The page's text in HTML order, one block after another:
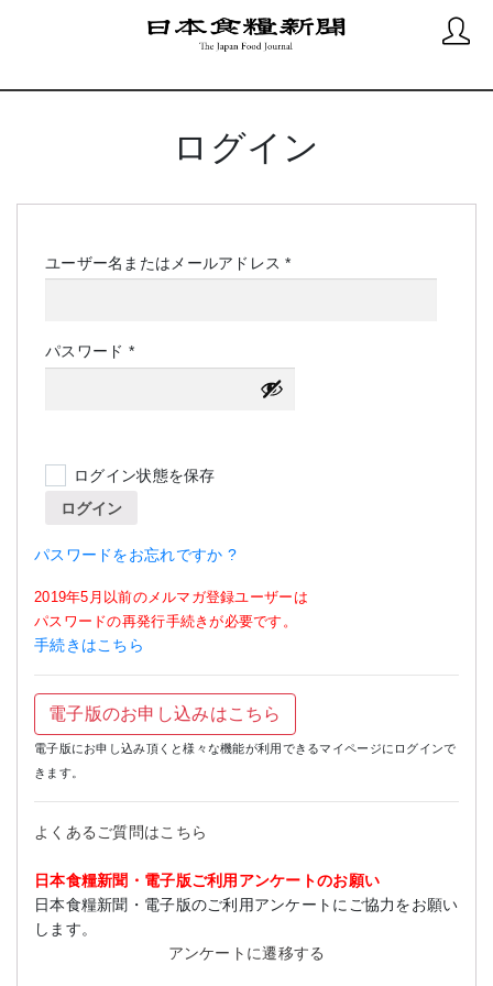
ログイン
ユーザー名またはメールアドレス*必
パスワード *必
須
ログイン状態を保存
ログイン
パスワードをお忘れですか ?
2019年5月以前のメルマガ登録ユーザーは
パスワードの再発行手続きが必要です。
手続きはこちら
電子版のお申し込みはこちら
電子版にお申し込み頂くと様々な機能が利用できるマイページにログインで
きます。
よくあるご質問はこちら
日本食糧新聞・電子版ご利用アンケートのお願い
日本食糧新聞・電子版のご利用アンケートにご協力をお願い
します。
アンケートに遷移する